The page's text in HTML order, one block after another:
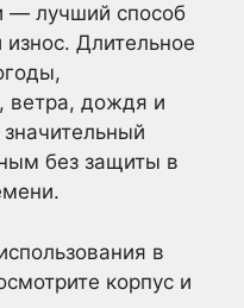
лучший способ
Длительное
ветра, дождя и
без защиты в
в
корпус и